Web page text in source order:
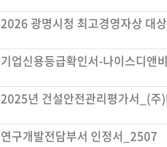
2026 광명시청 최고경영자상 대
기업신용등급확인서-나이스디앤
2025년 건설안전관리평가서_(주
연구개발전담부서 인정서_2507